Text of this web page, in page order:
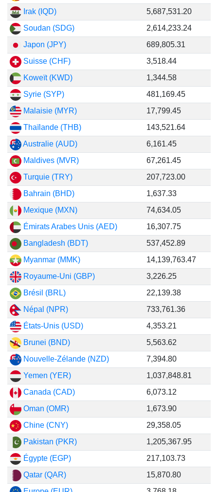
Irak (IQD)
5,687,531.20
Soudan (SDG)
2,614,233.24
Japon (JPY)
689,805.31
Suisse (CHF)
3,518.44
Koweït (KWD)
1,344.58
Syrie (SYP)
481,169.45
Malaisie (MYR)
17,799.45
Thaïlande (THB)
143,521.64
Australie (AUD)
6,161.45
Maldives (MVR)
67,261.45
Turquie (TRY)
207,723.00
Bahrain (BHD)
1,637.33
Mexique (MXN)
74,634.05
Émirats Arabes Unis (AED)
16,307.75
Bangladesh (BDT)
537,452.89
Myanmar (MMK)
14,139,763.47
Royaume-Uni (GBP)
3,226.25
Brésil (BRL)
22,139.38
Népal (NPR)
733,761.36
États-Unis (USD)
4,353.21
Brunei (BND)
5,563.62
Nouvelle-Zélande (NZD)
7,394.80
Yemen (YER)
1,037,848.81
Canada (CAD)
6,073.12
Oman (OMR)
1,673.90
Chine (CNY)
29,358.05
Pakistan (PKR)
1,205,367.95
Égypte (EGP)
217,103.73
Qatar (QAR)
15,870.80